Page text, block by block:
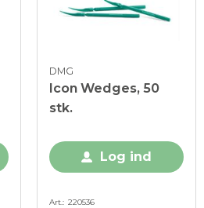
DMG
Icon Wedges, 50
stk.
Log ind
Art. 220536